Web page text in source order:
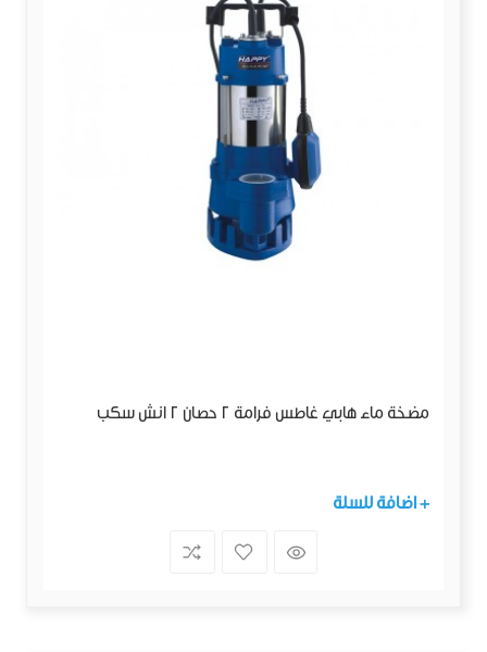
مضخة ماء هابي غاطس فرامة 2 حصان 2 انش سكب
+ اضافة للسلة